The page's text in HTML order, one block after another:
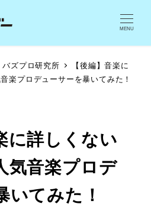
MENU
バズプロ研究所
【後編】音楽に
楽プロデューサーを暴いてみた！
に詳しくない
気音楽プロデ
いてみた！